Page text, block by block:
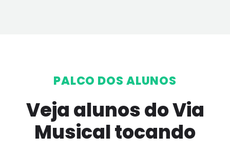
PALCO DOS ALUNOS
Veja alunos do Via
Musical tocando